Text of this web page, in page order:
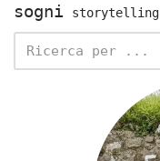
sogni storytelling